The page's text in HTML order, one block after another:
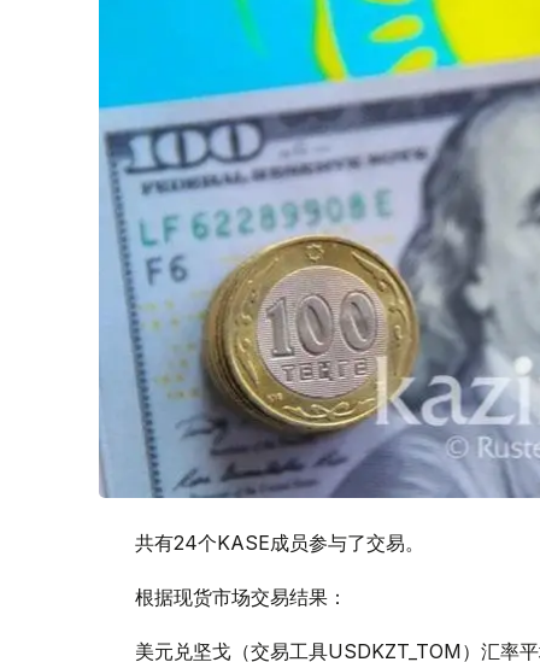
共有24个KASE成员参与了交易。
根据现货市场交易结果：
美元兑坚戈（交易工具USDKZT_TOM）汇率